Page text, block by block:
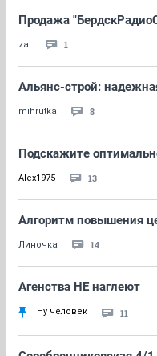
Продажа
zal 1
Альянс-строй:
mihrutka 8
Подскажите
Alex1975 13
Алгоритм повышения
Линочка 14
Агенства НЕ наглеют
Ну человек 11